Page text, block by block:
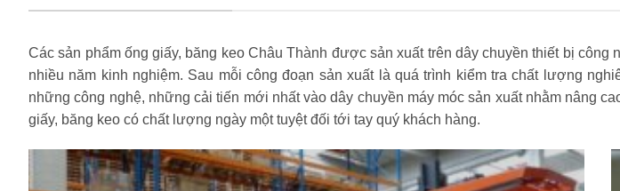
Các sản phẩm ống giấy, băng keo Châu Thành được sản xuất trên dây chuyền thiết bị
nhiều năm kinh nghiệm. Sau mỗi công đoạn sản xuất là quá trình kiểm tra chất lượng
những công nghệ, những cải tiến mới nhất vào dây chuyền máy móc sản xuất nhằm nâng
giấy, băng keo có chất lượng ngày một tuyệt đối tới tay quý khách hàng.